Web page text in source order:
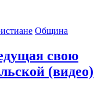
Община
свою
(видео)